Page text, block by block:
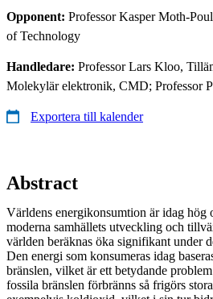
Opponent: Professor Kasper Moth-
of Technology
Handledare: Professor Lars Kloo,
Molekylär elektronik, CMD; Professor
Exportera till kalender
Abstract
Världens energikonsumtion är idag hög
moderna samhällets utveckling och
världen beräknas öka signifikant under
Den energi som konsumeras idag
bränslen, vilket är ett betydande
fossila bränslen förbränns så frigörs